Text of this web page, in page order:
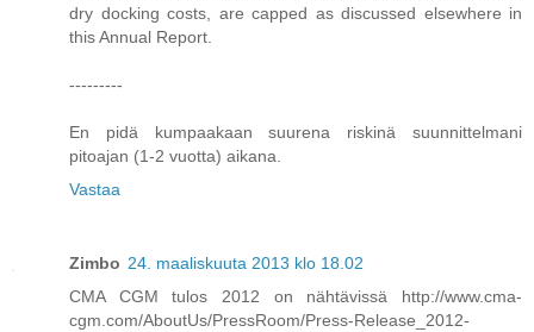
dry docking costs, are capped as discussed elsewhere in
this Annual Report.
---------
En pidä kumpaakaan suurena riskinä suunnittelmani
pitoajan (1-2 vuotta) aikana.
Vastaa
Zimbo 24. maaliskuuta 2013 klo 18.02
CMA CGM tulos 2012 on nähtävissä http://www.cma-
cgm.com/AboutUs/PressRoom/Press-Release_2012-